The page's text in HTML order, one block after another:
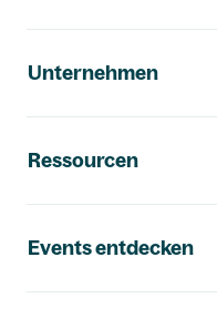
Unternehmen
Ressourcen
Events entdecken